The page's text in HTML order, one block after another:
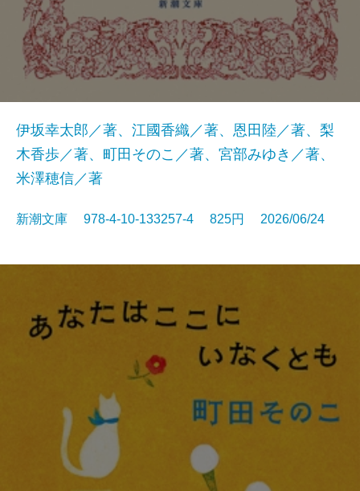
伊坂幸太郎／著、江國香織／著、恩田陸／著、梨
木香歩／著、町田そのこ／著、宮部みゆき／著、
米澤穂信／著
新潮文庫 978-4-10-133257-4 825円 2026/06/24